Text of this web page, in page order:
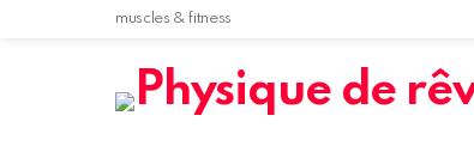
muscles & fitness